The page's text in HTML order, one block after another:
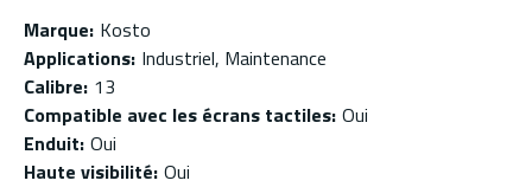
Marque: Kosto
Applications: Industriel, Maintenance
Calibre: 13
Compatible avec les écrans tactiles: Oui
Enduit: Oui
Haute visibilité: Oui